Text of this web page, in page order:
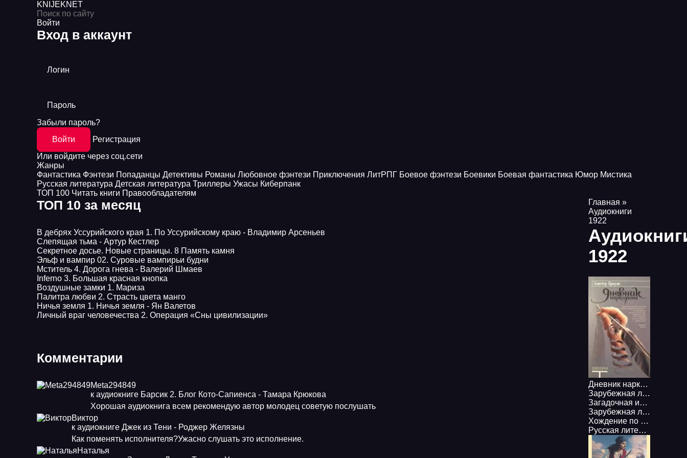
KNIJEKNET
Войти
Вход в аккаунт
Логин
Пароль
Забыли пароль?
Войти
Регистрация
Или войдите через соц.сети
Жанры
Фантастика Фэнтези Попаданцы Детективы Романы Любовное фэнтези Приключения ЛитРПГ Боевое фэнтези Боевики Боевая фантастика Юмор Мистика
Русская литература Детская литература Триллеры Ужасы Киберпанк
ТОП 100 Читать книги Правообладателям
ТОП 10 за месяц
В дебрях Уссурийского края 1. По Уссурийскому краю - Владимир Арсеньев
Слепящая тьма - Артур Кестлер
Секретное досье. Новые страницы. 8 Память камня
Эльф и вампир 02. Суровые вампирьи будни
Мститель 4. Дорога гнева - Валерий Шмаев
Inferno 3. Большая красная кнопка
Воздушные замки 1. Мариза
Палитра любви 2. Страсть цвета манго
Ничья земля 1. Ничья земля - Ян Валетов
Личный враг человечества 2. Операция «Сны цивилизации»
Комментарии
Meta294849
к аудиокниге Барсик 2. Блог Кото-Сапиенса - Тамара Крюкова
Хорошая аудиокнига всем рекомендую автор молодец советую послушать
Виктор
к аудиокниге Джек из Тени - Роджер Желязны
Как поменять исполнителя?Ужасно слушать это исполнение.
Наталья
Главная »
Аудиокниги
1922
1922
Дневник наркомана - Алистер Кроули
Зарубежная литература
Загадочная история Бенджамина Баттона - Фрэнсис Скотт Фицджеральд
Зарубежная литература
Хождение по мукам - Алексей Толстой
Русская литература